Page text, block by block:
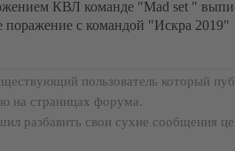
КВЛ команде "Mad set "
поражение с командой "Искра 2019"
пользователь который
на страницах форума.
разбавить свои сухие сообщения